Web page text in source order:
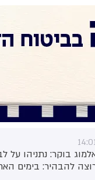
בוקר: נתניהו על
להבהיר: בימים